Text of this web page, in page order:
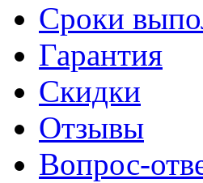
Сроки
Гарантия
Скидки
Отзывы
Вопрос-